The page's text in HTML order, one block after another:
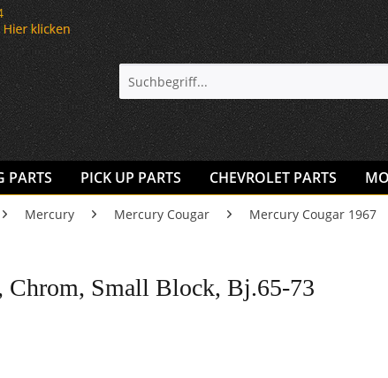
PARTS PICK UP PARTS CHEVROLET PARTS
Mercury Mercury Cougar Mercury Cougar 1967
Chrom, Small Block, Bj.65-73